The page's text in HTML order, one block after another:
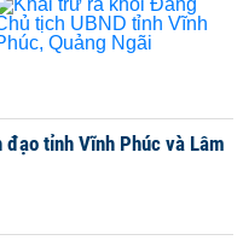
tỉnh Vĩnh Phúc và Lâm